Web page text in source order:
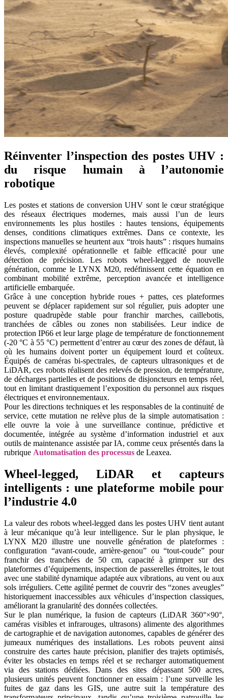
Réinventer l’inspection des postes UHV :
du risque humain à l’autonomie
robotique
Les postes et stations de conversion UHV sont le cœur stratégique
des réseaux électriques modernes, mais aussi l’un de leurs
environnements les plus hostiles : hautes tensions, équipements
denses, conditions climatiques extrêmes. Dans ce contexte, les
inspections manuelles se heurtent aux “trois hauts” : risques humains
élevés, complexité opérationnelle et faible efficacité pour une
détection de précision. Les robots wheel-legged de nouvelle
génération, comme le LYNX M20, redéfinissent cette équation en
combinant mobilité extrême, perception avancée et intelligence
artificielle embarquée.
Grâce à une conception hybride roues + pattes, ces plateformes
peuvent se déplacer rapidement sur sol régulier, puis adopter une
posture quadrupède stable pour franchir marches, caillebotis,
tranchées de câbles ou zones non stabilisées. Leur indice de
protection IP66 et leur large plage de température de fonctionnement
(-20 °C à 55 °C) permettent d’entrer au cœur des zones de défaut, là
où les humains doivent porter un équipement lourd et coûteux.
Équipés de caméras bi-spectrales, de capteurs ultrasoniques et de
LiDAR, ces robots réalisent des relevés de pression, de température,
de décharges partielles et de positions de disjoncteurs en temps réel,
tout en limitant drastiquement l’exposition du personnel aux risques
électriques et environnementaux.
Pour les directions techniques et les responsables de la continuité de
service, cette mutation ne relève plus de la simple automatisation :
elle ouvre la voie à une surveillance continue, prédictive et
documentée, intégrée au système d’information industriel et aux
outils de maintenance assistée par IA, comme ceux présentés dans la
rubrique Automatisation des processus de Leaxea.
Wheel-legged, LiDAR et capteurs
intelligents : une plateforme mobile pour
l’industrie 4.0
La valeur des robots wheel-legged dans les postes UHV tient autant
à leur mécanique qu’à leur intelligence. Sur le plan physique, le
LYNX M20 illustre une nouvelle génération de plateformes :
configuration “avant-coude, arrière-genou” ou “tout-coude” pour
franchir des tranchées de 50 cm, capacité à grimper sur des
plateformes d’équipements, inspection de passerelles étroites, le tout
avec une stabilité dynamique adaptée aux vibrations, au vent ou aux
sols irréguliers. Cette agilité permet de couvrir des “zones aveugles”
historiquement inaccessibles aux véhicules d’inspection classiques,
améliorant la granularité des données collectées.
Sur le plan numérique, la fusion de capteurs (LiDAR 360°×90°,
caméras visibles et infrarouges, ultrasons) alimente des algorithmes
de cartographie et de navigation autonomes, capables de générer des
jumeaux numériques des installations. Les robots peuvent ainsi
construire des cartes haute précision, planifier des trajets optimisés,
éviter les obstacles en temps réel et se recharger automatiquement
via des stations dédiées. Dans des sites dépassant 500 acres,
plusieurs unités peuvent fonctionner en essaim : l’une surveille les
fuites de gaz dans les GIS, une autre suit la température des